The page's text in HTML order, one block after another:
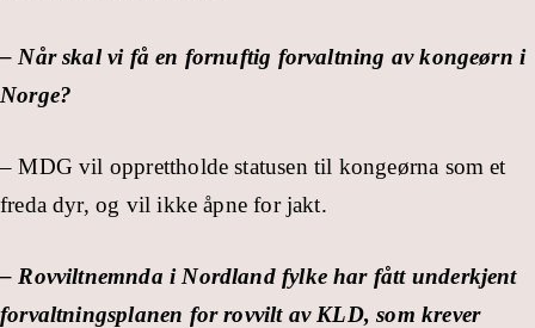
– Når skal vi få en fornuftig forvaltning av kongeørn i
Norge?
– MDG vil opprettholde statusen til kongeørna som et
freda dyr, og vil ikke åpne for jakt.
– Rovviltnemnda i Nordland fylke har fått underkjent
forvaltningsplanen for rovvilt av KLD, som krever